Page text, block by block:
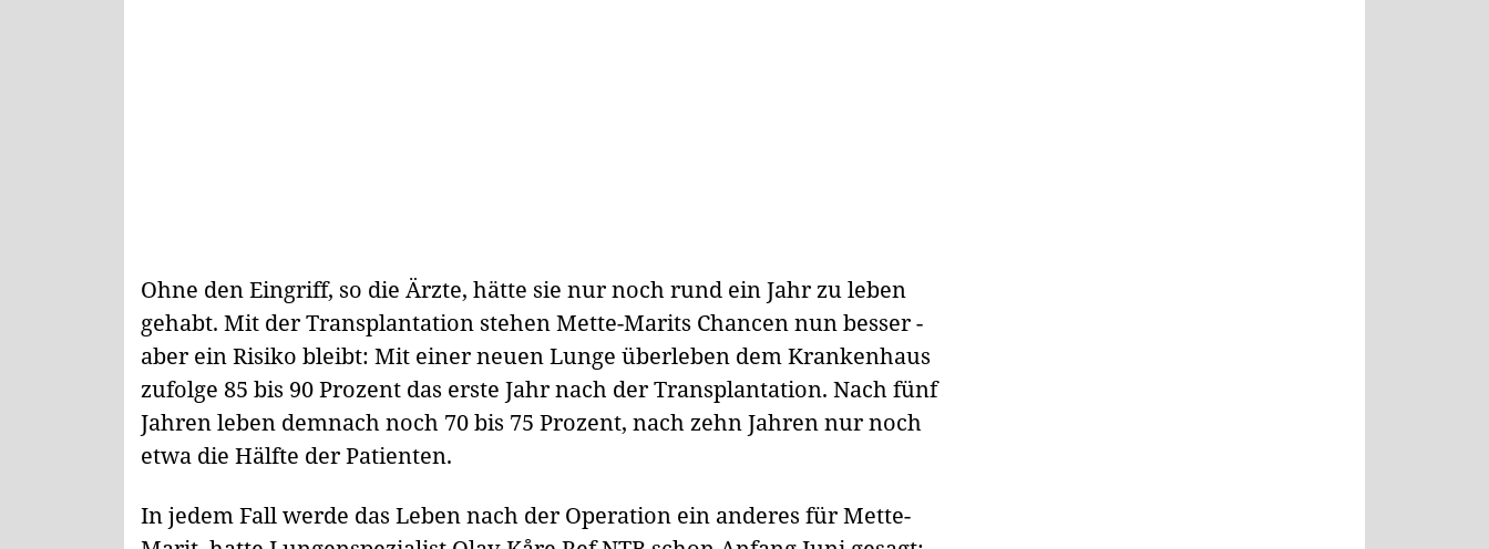
Ohne den Eingriff, so die Ärzte, hätte sie nur noch rund ein Jahr zu leben
gehabt. Mit der Transplantation stehen Mette-Marits Chancen nun besser -
aber ein Risiko bleibt: Mit einer neuen Lunge überleben dem Krankenhaus
zufolge 85 bis 90 Prozent das erste Jahr nach der Transplantation. Nach fünf
Jahren leben demnach noch 70 bis 75 Prozent, nach zehn Jahren nur noch
etwa die Hälfte der Patienten.
In jedem Fall werde das Leben nach der Operation ein anderes für Mette-